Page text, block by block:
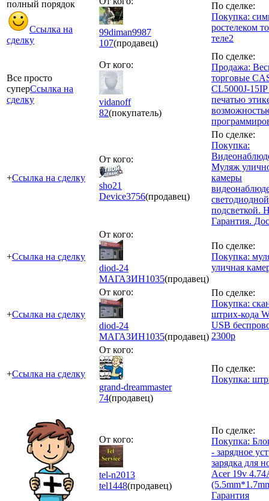
полный порядок
Ссылка на
сделку
99diman9987
107(продавец)
По сделке:
Покупка:
ростелеком
теле2
Все просто
суперСсылка на
сделку
От кого:
vidanoff
82(покупатель)
По сделке:
Продажа:
торговые
CL5000J-
печатью
+Ссылка на сделку
От кого:
sho21
Device3756(продавец)
По сделке:
Покупка:
Муляж
камеры
светодиодной
подсветкой.
Гарантия.
+Ссылка на сделку
От кого:
diod-24
МАГАЗИН1035(продавец)
По сделке:
Покупка:
уличная
+Ссылка на сделку
От кого:
diod-24
МАГАЗИН1035(продавец)
По сделке:
Покупка:
штрих-кода
USB
2300р
+Ссылка на сделку
От кого:
grand-dreammaster
74(продавец)
По сделке:
Покупка:
От кого:
tel-n2013
tel1448(продавец)
По сделке:
Покупка:
- зарядное
зарядка для
Acer 19v
Гарантия